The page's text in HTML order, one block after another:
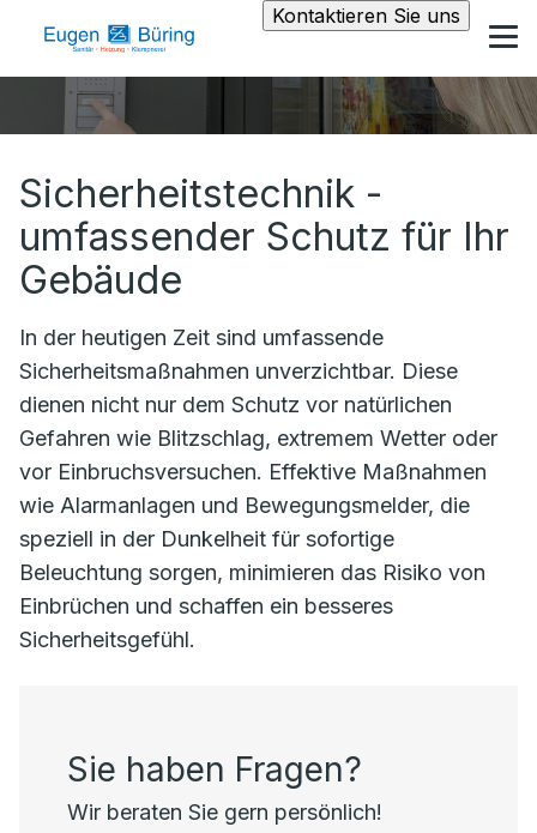
Kontaktieren Sie uns
Sicherheitstechnik -
umfassender Schutz für Ihr
Gebäude
In der heutigen Zeit sind umfassende
Sicherheitsmaßnahmen unverzichtbar. Diese
dienen nicht nur dem Schutz vor natürlichen
Gefahren wie Blitzschlag, extremem Wetter oder
vor Einbruchsversuchen. Effektive Maßnahmen
wie Alarmanlagen und Bewegungsmelder, die
speziell in der Dunkelheit für sofortige
Beleuchtung sorgen, minimieren das Risiko von
Einbrüchen und schaffen ein besseres
Sicherheitsgefühl.
Sie haben Fragen?
Wir beraten Sie gern persönlich!